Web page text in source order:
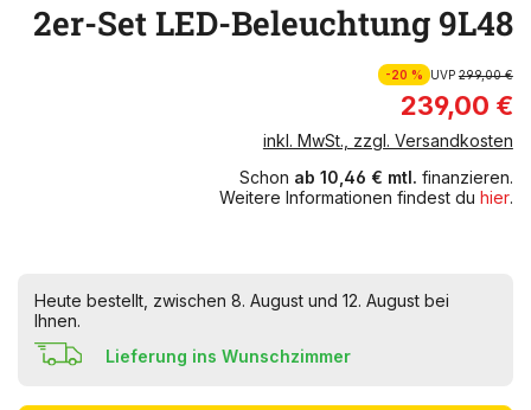
2er-Set LED-Beleuchtung 9L48
-20 % UVP299,00 €
239,00 €
inkl. MwSt., zzgl. Versandkosten
Schon ab 10,46 € mtl. finanzieren.
Weitere Informationen findest du hier.
Heute bestellt, zwischen 8. August und 12. August bei
Ihnen.
Lieferung ins Wunschzimmer